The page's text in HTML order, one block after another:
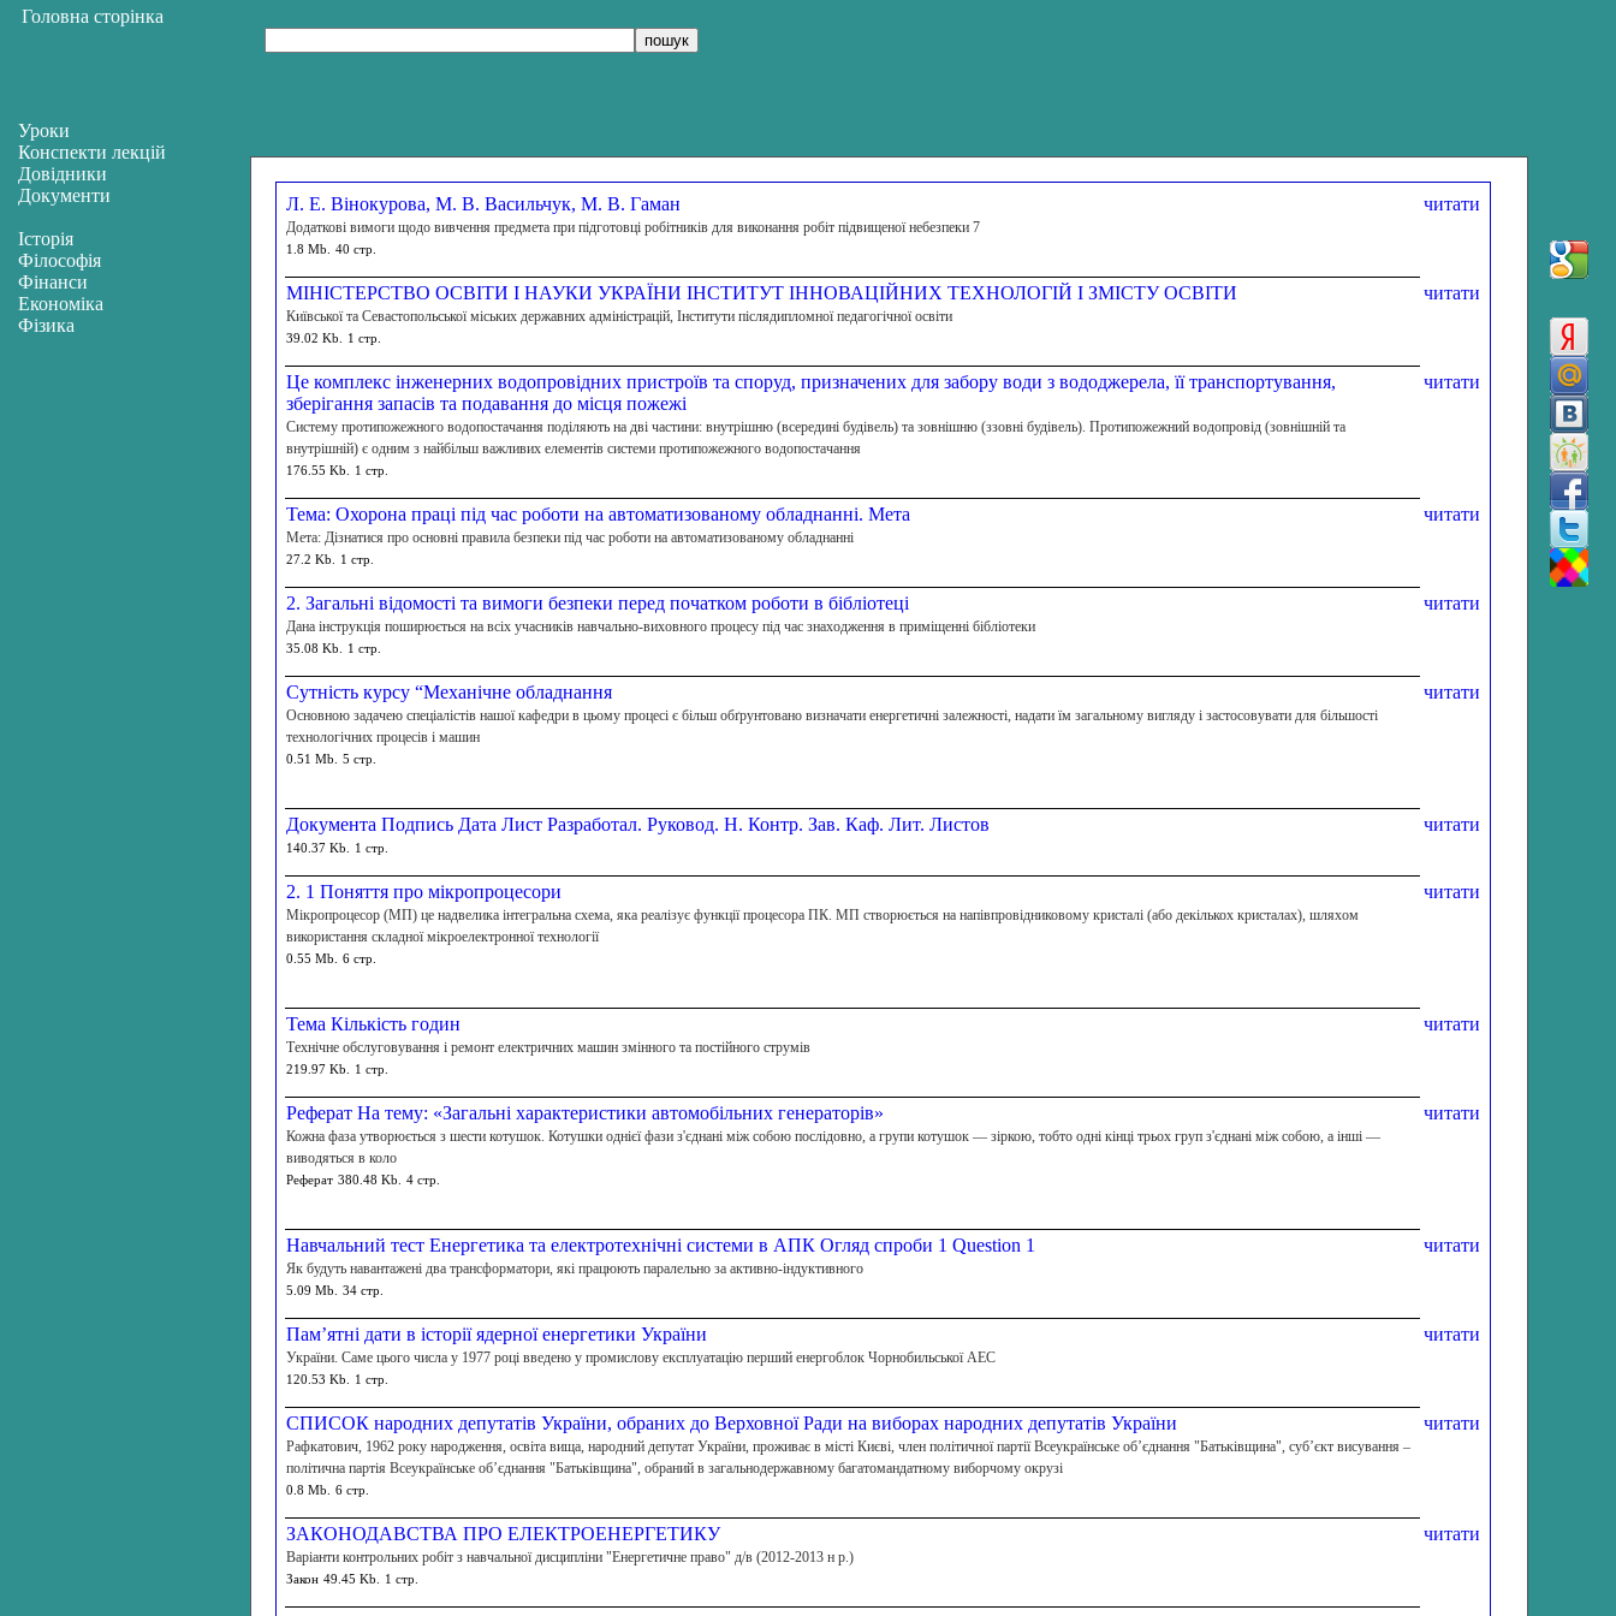
Л. Е. Вінокурова, М. В. Васильчук, М. В. Гаман
Додаткові вимоги щодо вивчення предмета при підготовці робітників для виконання робіт підвищеної небезпеки 7
1.8 Mb. 40 стр.
читати
МІНІСТЕРСТВО ОСВІТИ І НАУКИ УКРАЇНИ ІНСТИТУТ ІННОВАЦІЙНИХ ТЕХНОЛОГІЙ І ЗМІСТУ ОСВІТИ
Київської та Севастопольської міських державних адміністрацій, Інститути післядипломної педагогічної освіти
39.02 Kb. 1 стр.
читати
Це комплекс інженерних водопровідних пристроїв та споруд, призначених для забору води з вододжерела, її транспортування,
зберігання запасів та подавання до місця пожежі
Систему протипожежного водопостачання поділяють на дві частини: внутрішню (всередині будівель) та зовнішню (ззовні будівель). Протипожежний водопровід (зовнішній та
внутрішній) є одним з найбільш важливих елементів системи протипожежного водопостачання
176.55 Kb. 1 стр.
читати
Тема: Охорона праці під час роботи на автоматизованому обладнанні. Мета
Мета: Дізнатися про основні правила безпеки під час роботи на автоматизованому обладнанні
27.2 Kb. 1 стр.
читати
2. Загальні відомості та вимоги безпеки перед початком роботи в бібліотеці
Дана інструкція поширюється на всіх учасників навчально-виховного процесу під час знаходження в приміщенні бібліотеки
35.08 Kb. 1 стр.
читати
Сутність курсу “Механічне обладнання
Основною задачею спеціалістів нашої кафедри в цьому процесі є більш обґрунтовано визначати енергетичні залежності, надати їм загальному вигляду і застосовувати для більшості
технологічних процесів і машин
0.51 Mb. 5 стр.
читати
Документа Подпись Дата Лист Разработал. Руковод. Н. Контр. Зав. Каф. Лит. Листов
140.37 Kb. 1 стр.
читати
2. 1 Поняття про мікропроцесори
Мікропроцесор (МП) це надвелика інтегральна схема, яка реалізує функції процесора ПК. МП створюється на напівпровідниковому кристалі (або декількох кристалах), шляхом
використання складної мікроелектронної технології
0.55 Mb. 6 стр.
читати
Тема Кількість годин
Технічне обслуговування і ремонт електричних машин змінного та постійного струмів
219.97 Kb. 1 стр.
читати
Реферат На тему: «Загальні характеристики автомобільних генераторів»
Кожна фаза утворюється з шести котушок. Котушки однієї фази з'єднані між собою послідовно, а групи котушок — зіркою, тобто одні кінці трьох груп з'єднані між собою, а інші —
виводяться в коло
Реферат 380.48 Kb. 4 стр.
читати
Навчальний тест Енергетика та електротехнічні системи в АПК Огляд спроби 1 Question 1
Як будуть навантажені два трансформатори, які працюють паралельно за активно-індуктивного
5.09 Mb. 34 стр.
читати
Пам’ятні дати в історії ядерної енергетики України
України. Саме цього числа у 1977 році введено у промислову експлуатацію перший енергоблок Чорнобильської АЕС
120.53 Kb. 1 стр.
читати
СПИСОК народних депутатів України, обраних до Верховної Ради на виборах народних депутатів України
Рафкатович, 1962 року народження, освіта вища, народний депутат України, проживає в місті Києві, член політичної партії Всеукраїнське об’єднання "Батьківщина", суб’єкт висування –
політична партія Всеукраїнське об’єднання "Батьківщина", обраний в загальнодержавному багатомандатному виборчому окрузі
0.8 Mb. 6 стр.
читати
ЗАКОНОДАВСТВА ПРО ЕЛЕКТРОЕНЕРГЕТИКУ
Варіанти контрольних робіт з навчальної дисципліни "Енергетичне право" д/в (2012-2013 н р.)
Закон 49.45 Kb. 1 стр.
читати
Уроки
Конспекти лекцій
Довідники
Документи
Історія
Філософія
Фінанси
Економіка
Фізика
Головна сторінка